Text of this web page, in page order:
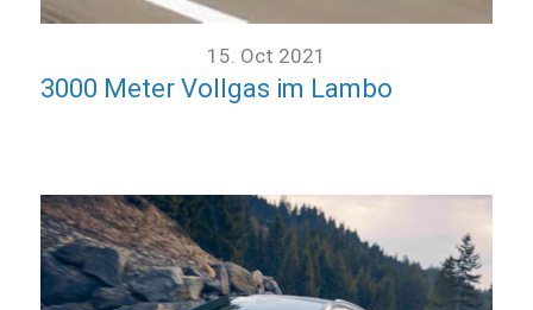
15. Oct 2021
3000 Meter Vollgas im Lambo